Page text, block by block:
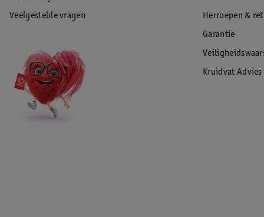
Veelgestelde vragen
Herroepen &
Garantie
Kruidvat Advies